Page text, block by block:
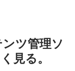
ツ管理ソ
見る。